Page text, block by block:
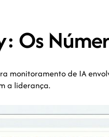
Os
monitoramento de IA
a liderança.